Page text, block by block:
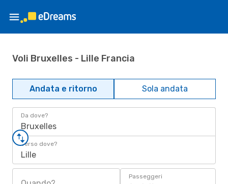
Voli Bruxelles - Lille Francia
Andata e ritorno Sola andata
Da dove?
Bruxelles
Verso dove?
Lille
Passeggeri